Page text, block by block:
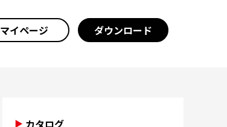
マイページ ダウンロード
カタログ